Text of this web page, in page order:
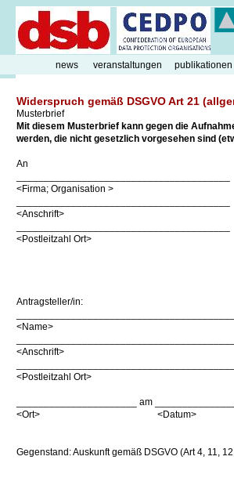
Widerspruch gemäß DSGVO Art 21
Musterbrief
Mit diesem Musterbrief kann gegen die
werden, die nicht gesetzlich vorgesehen sind
An
<Firma; Organisation >
<Anschrift>
<Postleitzahl Ort>
Antragsteller/in:
<Name>
<Anschrift>
<Postleitzahl Ort>
______________________ am _______________
<Ort> <Datum>
Gegenstand: Auskunft gemäß DSGVO (Art 4, 11,
news veranstaltungen publikationen